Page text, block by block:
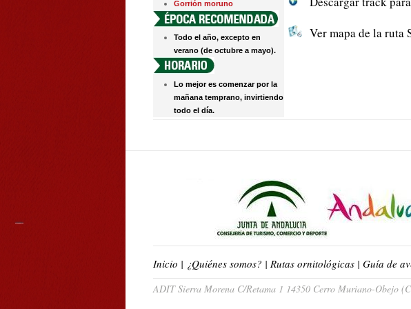
Gorrión moruno
Todo el año, excepto en
verano (de octubre a mayo).
Lo mejor es comenzar por la
mañana temprano, invirtiendo
todo el día.
Ver mapa de la ruta
Inicio | ¿Quiénes somos? | Rutas ornitológicas | Guía de
ADIT Sierra Morena C/Retama 1 14350 Cerro Muriano-Obejo